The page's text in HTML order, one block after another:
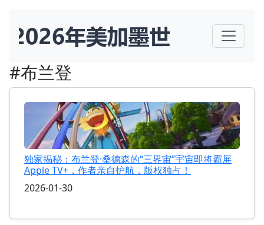
#布兰登
独家揭秘：布兰登·桑德森的“三界宙”宇宙即将霸屏
Apple TV+，作者亲自护航，版权独占！
2026-01-30